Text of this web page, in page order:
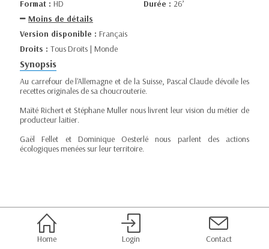
Format : HD Durée : 26’
Moins de détails
Version disponible : Français
Droits : Tous Droits | Monde
Synopsis
Au carrefour de l'Allemagne et de la Suisse, Pascal Claude dévoile les
recettes originales de sa choucrouterie.
Maïté Richert et Stéphane Muller nous livrent leur vision du métier de
producteur laitier.
Gaël Fellet et Dominique Oesterlé nous parlent des actions
écologiques menées sur leur territoire.
Home Login Contact